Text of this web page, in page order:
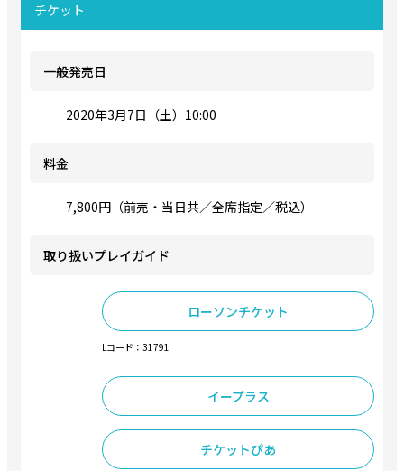
チケット
一般発売日
2020年3月7日（土）10:00
料金
7,800円（前売・当日共／全席指定／税込）
取り扱いプレイガイド
ローソンチケット
Lコード：31791
イープラス
チケットぴあ